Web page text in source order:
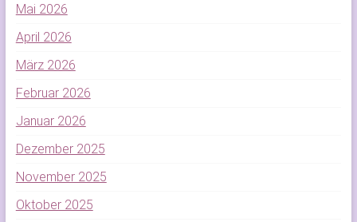
Mai 2026
April 2026
März 2026
Februar 2026
Januar 2026
Dezember 2025
November 2025
Oktober 2025